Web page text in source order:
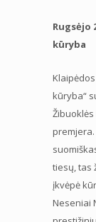
Rugsėjo
kūryba
kūryba“
tiesų, tas
įkvėpė
Neseniai